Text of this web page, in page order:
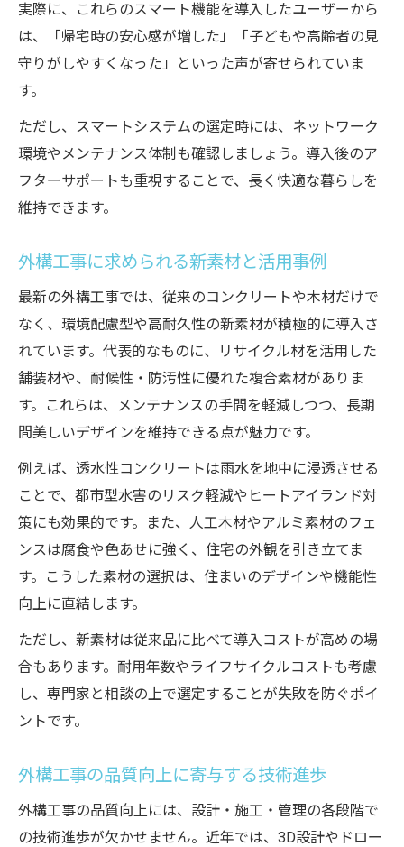
実際に、これらのスマート機能を導入したユーザーから
は、「帰宅時の安心感が増した」「子どもや高齢者の見
守りがしやすくなった」といった声が寄せられていま
す。
ただし、スマートシステムの選定時には、ネットワーク
環境やメンテナンス体制も確認しましょう。導入後のア
フターサポートも重視することで、長く快適な暮らしを
維持できます。
外構工事に求められる新素材と活用事例
最新の外構工事では、従来のコンクリートや木材だけで
なく、環境配慮型や高耐久性の新素材が積極的に導入さ
れています。代表的なものに、リサイクル材を活用した
舗装材や、耐候性・防汚性に優れた複合素材がありま
す。これらは、メンテナンスの手間を軽減しつつ、長期
間美しいデザインを維持できる点が魅力です。
例えば、透水性コンクリートは雨水を地中に浸透させる
ことで、都市型水害のリスク軽減やヒートアイランド対
策にも効果的です。また、人工木材やアルミ素材のフェ
ンスは腐食や色あせに強く、住宅の外観を引き立てま
す。こうした素材の選択は、住まいのデザインや機能性
向上に直結します。
ただし、新素材は従来品に比べて導入コストが高めの場
合もあります。耐用年数やライフサイクルコストも考慮
し、専門家と相談の上で選定することが失敗を防ぐポイ
ントです。
外構工事の品質向上に寄与する技術進歩
外構工事の品質向上には、設計・施工・管理の各段階で
の技術進歩が欠かせません。近年では、3D設計やドロー